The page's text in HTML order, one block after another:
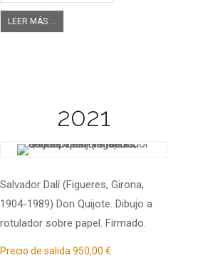
LEER MÁS ...
2021
Salvador Dalí (Figueres, Girona,
1904-1989) Don Quijote. Dibujo a
rotulador sobre papel. Firmado.
Precio de salida 950,00 €